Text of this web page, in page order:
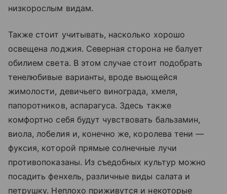
низкорослым видам.
Также стоит учитывать, насколько хорошо
освещена лоджия. Северная сторона не балует
обилием света. В этом случае стоит подобрать
тенелюбивые варианты, вроде вьющейся
жимолости, девичьего винограда, хмеля,
папоротников, аспарагуса. Здесь также
комфортно себя будут чувствовать бальзамин,
виола, лобелия и, конечно же, королева тени —
фуксия, которой прямые солнечные лучи
противопоказаны. Из съедобных культур можно
посадить фенхель, различные виды салата и
петрушку. Неплохо приживутся и некоторые